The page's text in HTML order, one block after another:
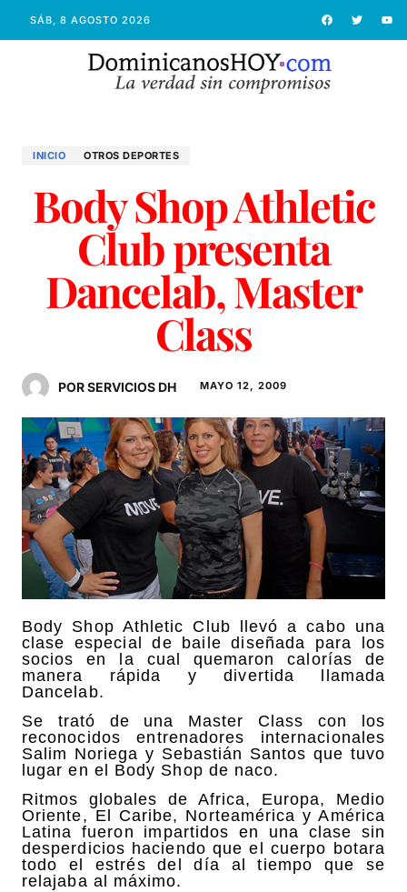
SÁB, 8 AGOSTO 2026
INICIO OTROS DEPORTES
Body Shop Athletic
Club presenta
Dancelab, Master
Class
POR SERVICIOS DH MAYO 12, 2009
Body Shop Athletic Club llevó a cabo una
clase especial de baile diseñada para los
socios en la cual quemaron calorías de
manera rápida y divertida llamada
Dancelab.
Se trató de una Master Class con los
reconocidos entrenadores internacionales
Salim Noriega y Sebastián Santos que tuvo
lugar en el Body Shop de naco.
Ritmos globales de Africa, Europa, Medio
Oriente, El Caribe, Norteamérica y América
Latina fueron impartidos en una clase sin
desperdicios haciendo que el cuerpo botara
todo el estrés del día al tiempo que se
relajaba al máximo.